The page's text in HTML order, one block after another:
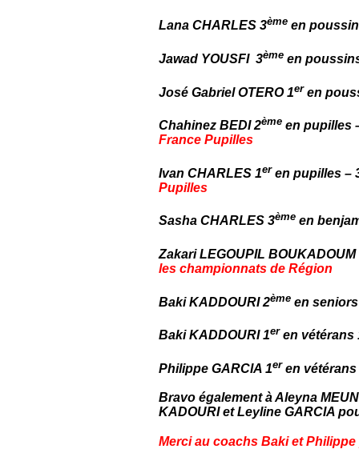
Lana CHARLES 3ème en
Jawad YOUSFI 3ème en
José Gabriel OTERO 1eren
Chahinez BEDI 2ème en pupilles
France Pupilles
Ivan CHARLES 1eren pupilles –
Pupilles
Sasha CHARLES 3ème en
Zakari LEGOUPIL BOUKADOUM
les championnats de Région
Baki KADDOURI 2ème en
Baki KADDOURI 1eren vétérans
Philippe GARCIA 1eren vétérans
Bravo également à Aleyna
KADOURI et Leyline GARCIA
Merci au coachs Baki et